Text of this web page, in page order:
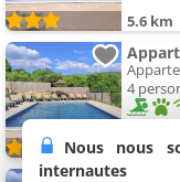
5.6 km
4
5.6 km
Nous nous
internautes